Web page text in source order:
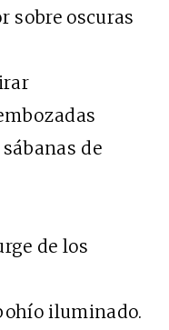
sobre oscuras
de
de los
iluminado.